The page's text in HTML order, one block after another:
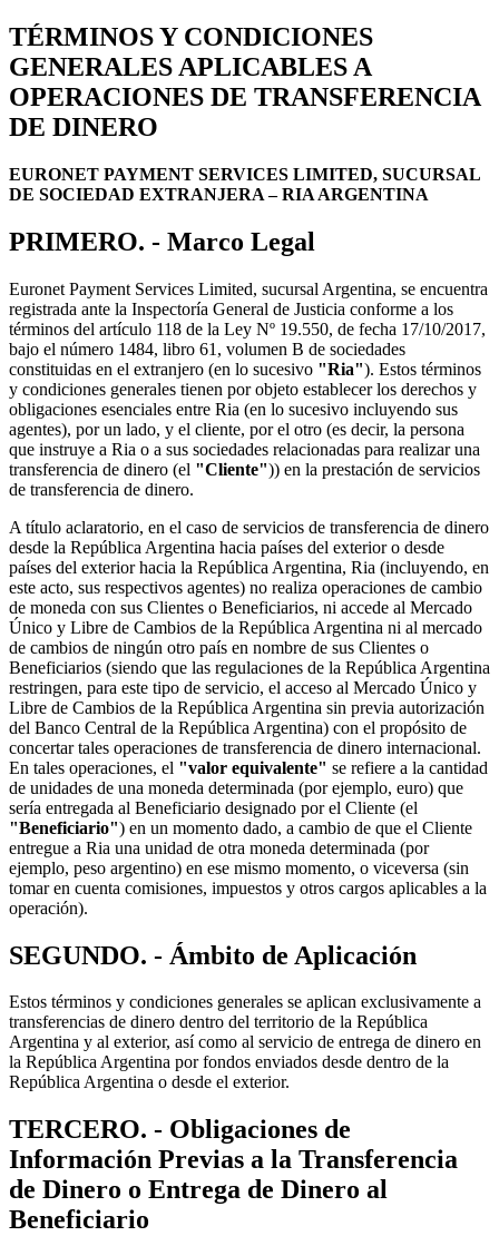
TÉRMINOS Y CONDICIONES
GENERALES APLICABLES A
OPERACIONES DE TRANSFERENCIA
DE DINERO
EURONET PAYMENT SERVICES LIMITED, SUCURSAL
DE SOCIEDAD EXTRANJERA – RIA ARGENTINA
PRIMERO. - Marco Legal
Euronet Payment Services Limited, sucursal Argentina, se encuentra
registrada ante la Inspectoría General de Justicia conforme a los
términos del artículo 118 de la Ley Nº 19.550, de fecha 17/10/2017,
bajo el número 1484, libro 61, volumen B de sociedades
constituidas en el extranjero (en lo sucesivo "Ria"). Estos términos
y condiciones generales tienen por objeto establecer los derechos y
obligaciones esenciales entre Ria (en lo sucesivo incluyendo sus
agentes), por un lado, y el cliente, por el otro (es decir, la persona
que instruye a Ria o a sus sociedades relacionadas para realizar una
transferencia de dinero (el "Cliente")) en la prestación de servicios
de transferencia de dinero.
A título aclaratorio, en el caso de servicios de transferencia de dinero
desde la República Argentina hacia países del exterior o desde
países del exterior hacia la República Argentina, Ria (incluyendo, en
este acto, sus respectivos agentes) no realiza operaciones de cambio
de moneda con sus Clientes o Beneficiarios, ni accede al Mercado
Único y Libre de Cambios de la República Argentina ni al mercado
de cambios de ningún otro país en nombre de sus Clientes o
Beneficiarios (siendo que las regulaciones de la República Argentina
restringen, para este tipo de servicio, el acceso al Mercado Único y
Libre de Cambios de la República Argentina sin previa autorización
del Banco Central de la República Argentina) con el propósito de
concertar tales operaciones de transferencia de dinero internacional.
En tales operaciones, el "valor equivalente" se refiere a la cantidad
de unidades de una moneda determinada (por ejemplo, euro) que
sería entregada al Beneficiario designado por el Cliente (el
"Beneficiario") en un momento dado, a cambio de que el Cliente
entregue a Ria una unidad de otra moneda determinada (por
ejemplo, peso argentino) en ese mismo momento, o viceversa (sin
tomar en cuenta comisiones, impuestos y otros cargos aplicables a la
operación).
SEGUNDO. - Ámbito de Aplicación
Estos términos y condiciones generales se aplican exclusivamente a
transferencias de dinero dentro del territorio de la República
Argentina y al exterior, así como al servicio de entrega de dinero en
la República Argentina por fondos enviados desde dentro de la
República Argentina o desde el exterior.
TERCERO. - Obligaciones de
Información Previas a la Transferencia
de Dinero o Entrega de Dinero al
Beneficiario